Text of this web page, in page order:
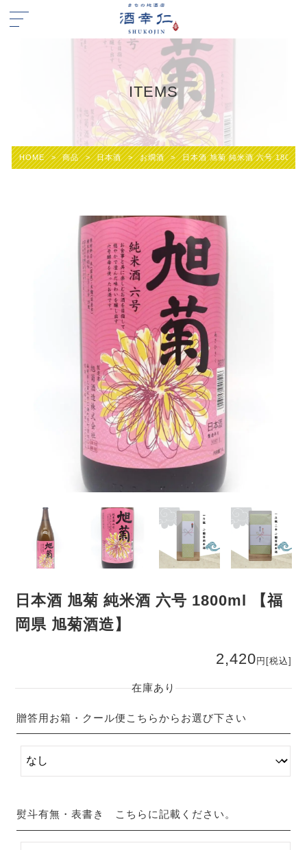
ITEMS
HOME > 商品 > 日本酒 > お燗酒 > 日本酒 旭菊 純米酒 六号 1800ml
日本酒 旭菊 純米酒 六号 1800ml 【福
岡県 旭菊酒造】
2,420 円 [税込]
在庫あり
贈答用お箱・クール便こちらからお選び下さい
熨斗有無・表書き こちらに記載ください。